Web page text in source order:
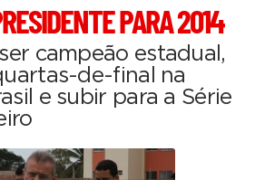
PARA 2014
campeão estadual,
de-final na
e subir para a Série